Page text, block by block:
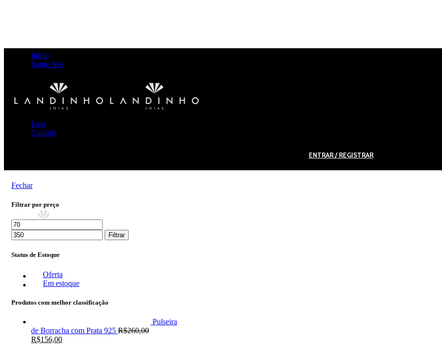
Início
Sobre Nós
Loja
Contato
ENTRAR / REGISTRAR
Fechar
Filtrar por preço
Filtrar
Status de Estoque
Oferta
Em estoque
Produtos com melhor classificação
Pulseira
de Borracha com Prata 925 R$260,00
R$156,00